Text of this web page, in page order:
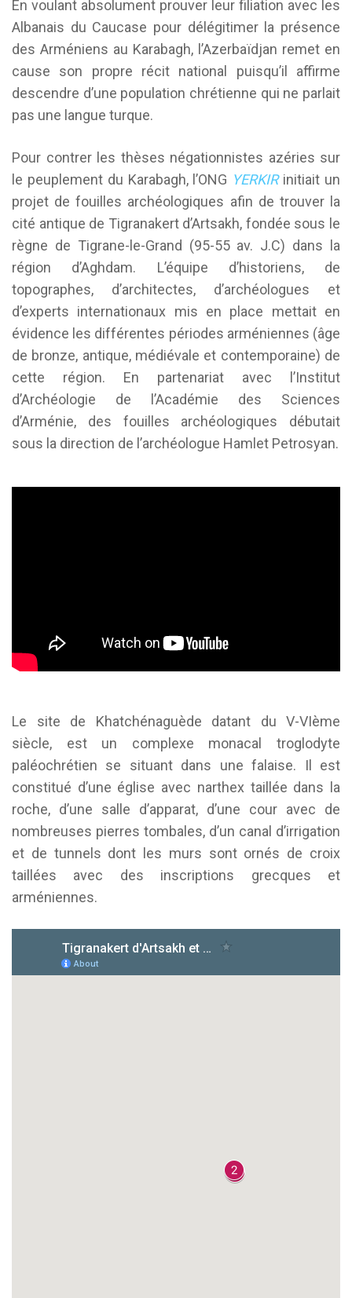
En voulant absolument prouver leur filiation avec les
Albanais du Caucase pour délégitimer la présence
des Arméniens au Karabagh, l’Azerbaïdjan remet en
cause son propre récit national puisqu’il affirme
descendre d’une population chrétienne qui ne parlait
pas une langue turque.
Pour contrer les thèses négationnistes azéries sur
le peuplement du Karabagh, l’ONG YERKIRinitiait un
projet de fouilles archéologiques afin de trouver la
cité antique de Tigranakert d’Artsakh, fondée sous le
règne de Tigrane-le-Grand (95-55 av. J.C) dans la
région d’Aghdam. L’équipe d’historiens, de
topographes, d’architectes, d’archéologues et
d’experts internationaux mis en place mettait en
évidence les différentes périodes arméniennes (âge
de bronze, antique, médiévale et contemporaine) de
cette région. En partenariat avec l’Institut
d’Archéologie de l’Académie des Sciences
d’Arménie, des fouilles archéologiques débutait
sous la direction de l’archéologue Hamlet Petrosyan.
Le site de Khatchénaguède datant du V-VIème
siècle, est un complexe monacal troglodyte
paléochrétien se situant dans une falaise. Il est
constitué d’une église avec narthex taillée dans la
roche, d’une salle d’apparat, d’une cour avec de
nombreuses pierres tombales, d’un canal d’irrigation
et de tunnels dont les murs sont ornés de croix
taillées avec des inscriptions grecques et
arméniennes.